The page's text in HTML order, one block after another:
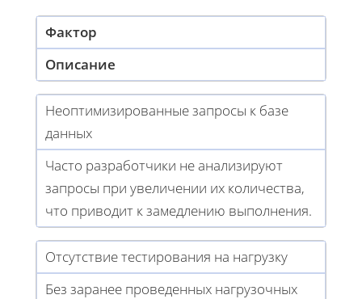
Фактор
Описание
Неоптимизированные запросы к базе
данных
Часто разработчики не анализируют
запросы при увеличении их количества,
что приводит к замедлению выполнения.
Отсутствие тестирования на нагрузку
Без заранее проведенных нагрузочных